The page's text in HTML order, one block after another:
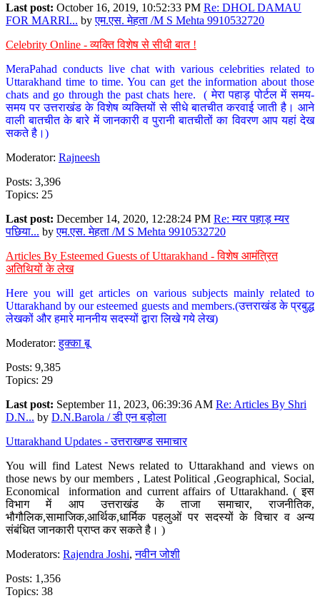
Last post: October 16, 2019, 10:52:33 PM Re: DHOL DAMAU
FOR MARRI... byएम.एस. मेहता /M S Mehta 9910532720
Celebrity Online - व्यक्ति विशेष से सीधी बात !
MeraPahad conducts live chat with various celebrities related to
Uttarakhand time to time. You can get the information about those
chats and go through the past chats here. ( मेरा पहाड़ पोर्टल में समय-
समय पर उत्तराखंड के विशेष व्यक्तियों से सीधे बातचीत करवाई जाती है। आने
वाली बातचीत के बारे में जानकारी व पुरानी बातचीतों का विवरण आप यहां देख
सकते है।)
Moderator: Rajneesh
Posts: 3,396
Topics: 25
Last post: December 14, 2020, 12:28:24 PM Re: म्यर पहाड़ म्यर
पछिया... byएम.एस. मेहता /M S Mehta 9910532720
Articles By Esteemed Guests of Uttarakhand - विशेष आमंत्रित
अतिथियों के लेख
Here you will get articles on various subjects mainly related to
Uttarakhand by our esteemed guests and members.(उत्तराखंड के प्रबुद्ध
लेखकों और हमारे माननीय सदस्यों द्वारा लिखे गये लेख)
Moderator:हुक्का बू
Posts: 9,385
Topics: 29
Last post: September 11, 2023, 06:39:36 AM Re: Articles By Shri
D.N... by D.N.Barola / डी एन बड़ोला
Uttarakhand Updates - उत्तराखण्ड समाचार
You will find Latest News related to Uttarakhand and views on
those news by our members , Latest Political ,Geographical, Social,
Economical information and current affairs of Uttarakhand. ( इस
विभाग में आप उत्तराखंड के ताजा समाचार, राजनीतिक,
भौगौलिक,सामाजिक,आर्थिक,धार्मिक पहलुओं पर सदस्यों के विचार व अन्य
संबंधित जानकारी प्राप्त कर सकते है। )
Moderators: Rajendra Joshi,नवीन जोशी
Posts: 1,356
Topics: 38